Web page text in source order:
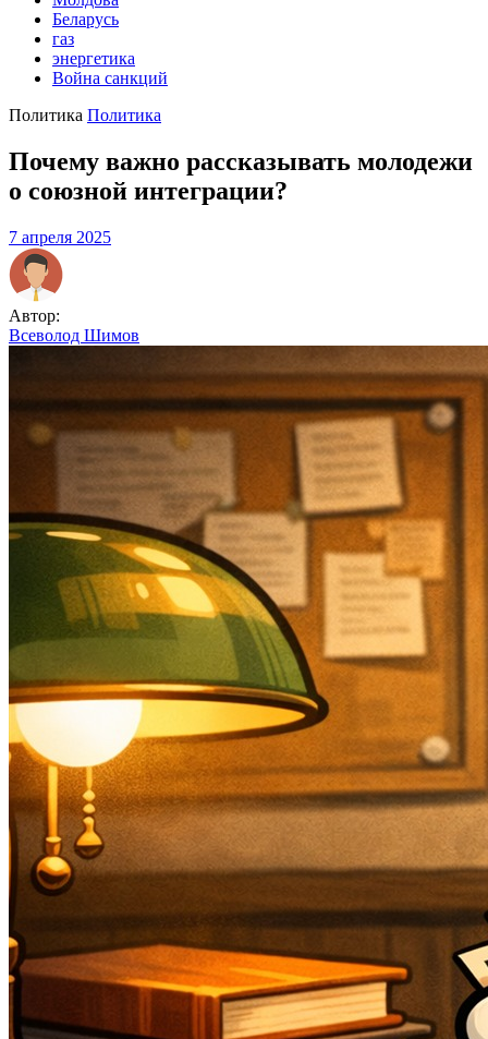
Беларусь
газ
энергетика
Война санкций
Политика Политика
Почему важно рассказывать молодежи
о союзной интеграции?
7 апреля 2025
Автор:
Всеволод Шимов